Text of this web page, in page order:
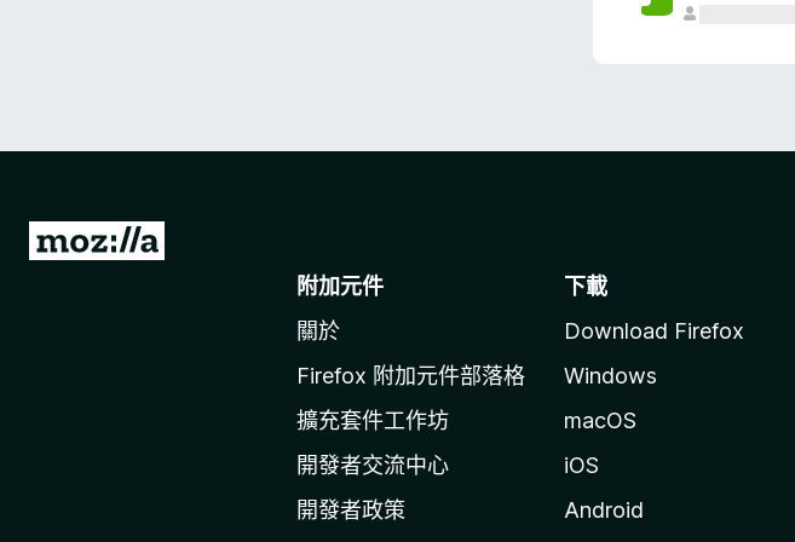
前
附加元件
關於
Firefox 附加元件部落格
擴充套件工作坊
開發者交流中心
開發者政策
下載
Download Firefox
Windows
macOS
iOS
Android